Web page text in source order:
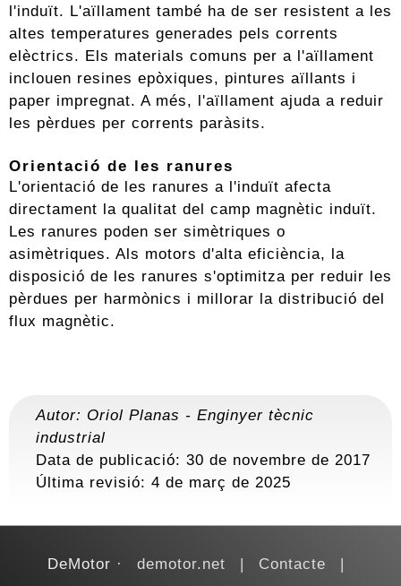
l'induït. L'aïllament també ha de ser resistent a les
altes temperatures generades pels corrents
elèctrics. Els materials comuns per a l'aïllament
inclouen resines epòxiques, pintures aïllants i
paper impregnat. A més, l'aïllament ajuda a reduir
les pèrdues per corrents paràsits.
Orientació de les ranures
L'orientació de les ranures a l'induït afecta
directament la qualitat del camp magnètic induït.
Les ranures poden ser simètriques o
asimètriques. Als motors d'alta eficiència, la
disposició de les ranures s'optimitza per reduir les
pèrdues per harmònics i millorar la distribució del
flux magnètic.
Autor: Oriol Planas - Enginyer tècnic
industrial
Data de publicació: 30 de novembre de 2017
Última revisió: 4 de març de 2025
DeMotor demotor.net
Contacte